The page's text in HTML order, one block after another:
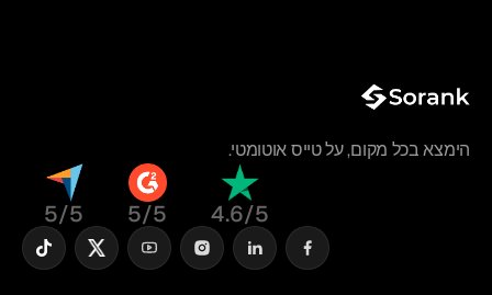
הימצא בכל מקום, על טייס אוטומטי.
4.6/5
5/5
5/5